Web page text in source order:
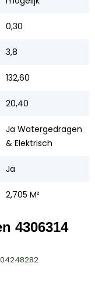
0,30
3,8
132,60
20,40
Ja Watergedragen
& Elektrisch
Ja
2,705 M²
4306314